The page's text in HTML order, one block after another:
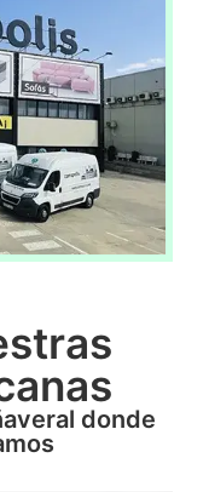
donde